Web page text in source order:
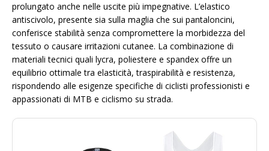
prolungato anche nelle uscite più impegnative. L’elastico
antiscivolo, presente sia sulla maglia che sui pantaloncini,
conferisce stabilità senza compromettere la morbidezza del
tessuto o causare irritazioni cutanee. La combinazione di
materiali tecnici quali lycra, poliestere e spandex offre un
equilibrio ottimale tra elasticità, traspirabilità e resistenza,
rispondendo alle esigenze specifiche di ciclisti professionisti e
appassionati di MTB e ciclismo su strada.